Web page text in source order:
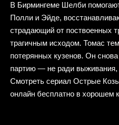
В Бирмингеме Шелби
Полли и Эйде,
страдающий от поствоенных
трагичным исходом. Томас
потерянных кузенов. Он
партию — не ради выживания,
Смотреть сериал Острые
онлайн бесплатно в хорошем